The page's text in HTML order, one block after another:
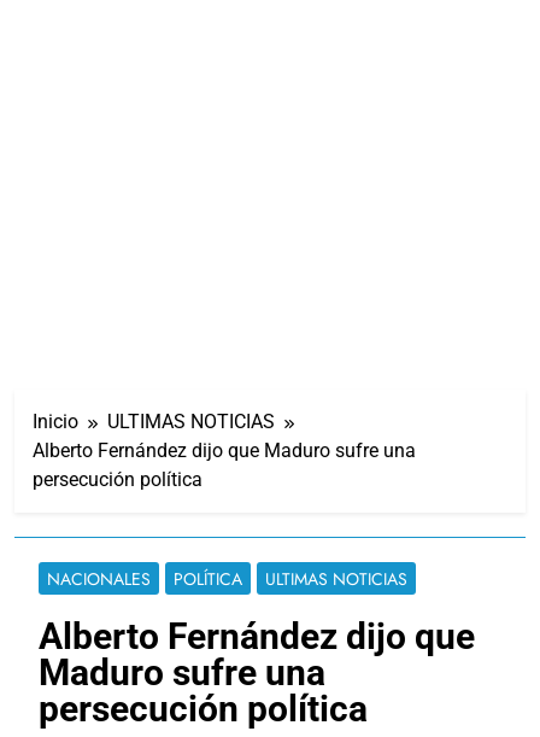
Inicio
ULTIMAS NOTICIAS
Alberto Fernández dijo que Maduro sufre una
persecución política
NACIONALES POLÍTICA ULTIMAS NOTICIAS
Alberto Fernández dijo que
Maduro sufre una
persecución política